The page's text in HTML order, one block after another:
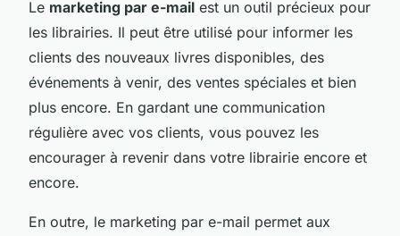
Le marketing par e-mail est un outil précieux pour
les librairies. Il peut être utilisé pour informer les
clients des nouveaux livres disponibles, des
événements à venir, des ventes spéciales et bien
plus encore. En gardant une communication
régulière avec vos clients, vous pouvez les
encourager à revenir dans votre librairie encore et
encore.
En outre, le marketing par e-mail permet aux